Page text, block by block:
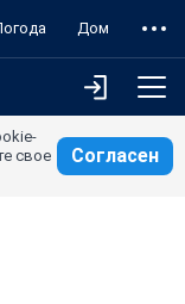
Дом
свое
Согласен